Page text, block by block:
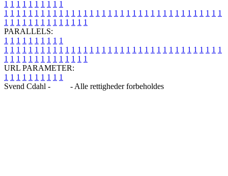
1 1 1 1 1 1 1 1 1 1
1 1 1 1 1 1 1 1 1 1 1 1 1 1 1 1 1 1 1 1 1 1 1 1 1 1 1 1 1 1 1 1 1 1 1 1
1 1 1 1 1 1 1 1 1 1 1 1 1 1
PARALLELS:
1 1 1 1 1 1 1 1 1 1
1 1 1 1 1 1 1 1 1 1 1 1 1 1 1 1 1 1 1 1 1 1 1 1 1 1 1 1 1 1 1 1 1 1 1 1
1 1 1 1 1 1 1 1 1 1 1 1 1 1
URL PARAMETER:
1 1 1 1 1 1 1 1 1 1
Svend Cdahl -
- Alle rettigheder forbeholdes